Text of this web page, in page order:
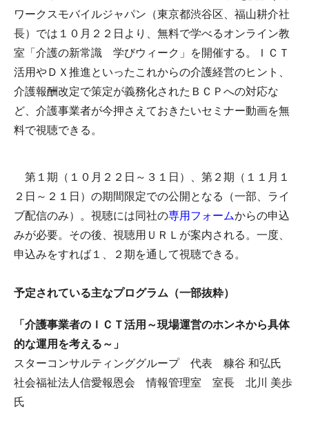
ワークスモバイルジャパン（東京都渋谷区、福山耕介社
長）では１０月２２日より、無料で学べるオンライン教
室「介護の新常識 学びウィーク」を開催する。ＩＣＴ
活用やＤＸ推進といったこれからの介護経営のヒント、
介護報酬改定で策定が義務化されたＢＣＰへの対応な
ど、介護事業者が今押さえておきたいセミナー動画を無
料で視聴できる。
第１期（１０月２２日～３１日）、第２期（１１月１
２日～２１日）の期間限定での公開となる（一部、ライ
ブ配信のみ）。視聴には同社の専用フォームからの申込
みが必要。その後、視聴用ＵＲＬが案内される。一度、
申込みをすれば１、２期を通して視聴できる。
予定されている主なプログラム（一部抜粋）
「介護事業者のＩＣＴ活用～現場運営のホンネから具体
的な運用を考える～」
スターコンサルティンググループ 代表 糠谷 和弘氏
社会福祉法人信愛報恩会 情報管理室 室長 北川 美歩
氏